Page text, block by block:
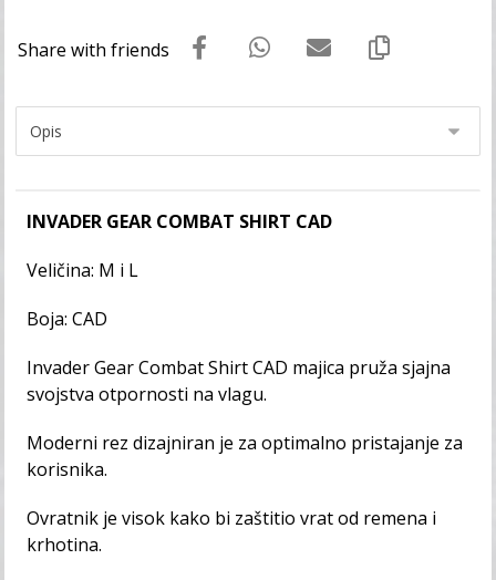
INVADER GEAR COMBAT SHIRT CAD
Veličina: M i L
Boja: CAD
Invader Gear Combat Shirt CAD majica pruža sjajna
svojstva otpornosti na vlagu.
Moderni rez dizajniran je za optimalno pristajanje za
korisnika.
Ovratnik je visok kako bi zaštitio vrat od remena i
krhotina.